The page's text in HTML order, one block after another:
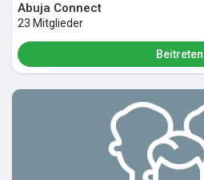
Abuja Connect
23 Mitglieder
Beitreten